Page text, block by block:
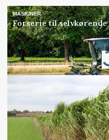
MASKINER
Forserie til